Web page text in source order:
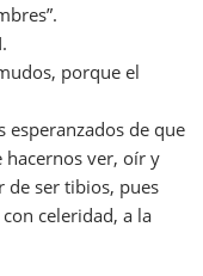
porque el
esperanzados de que
hacernos ver, oír y
de ser tibios, pues
celeridad, a la